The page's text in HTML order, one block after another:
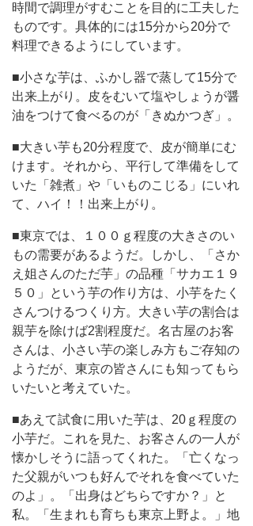
時間で調理がすむことを目的に工夫した
ものです。具体的には15分から20分で
料理できるようにしています。
■小さな芋は、ふかし器で蒸して15分で
出来上がり。皮をむいて塩やしょうが醤
油をつけて食べるのが「きぬかつぎ」。
■大きい芋も20分程度で、皮が簡単にむ
けます。それから、平行して準備をして
いた「雑煮」や「いものこじる」にいれ
て、ハイ！！出来上がり。
■東京では、１００ｇ程度の大きさのい
もの需要があるようだ。しかし、「さか
え姐さんのただ芋」の品種「サカエ１９
５０」という芋の作り方は、小芋をたく
さんつけるつくり方。大きい芋の割合は
親芋を除けば2割程度だ。名古屋のお客
さんは、小さい芋の楽しみ方もご存知の
ようだが、東京の皆さんにも知ってもら
いたいと考えていた。
■あえて試食に用いた芋は、20ｇ程度の
小芋だ。これを見た、お客さんの一人が
懐かしそうに語ってくれた。「亡くなっ
た父親がいつも好んでそれを食べていた
のよ」。「出身はどちらですか？」と
私。「生まれも育ちも東京上野よ。」地